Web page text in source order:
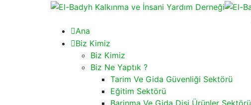
Ana
Biz Kimiz
Biz Kimiz
Biz Ne Yaptık ?
Tarim Ve Gida Güvenliği Sektörü
Eğitim Sektörü
Barinma Ve Gida Dişi Ürünler Sektörü